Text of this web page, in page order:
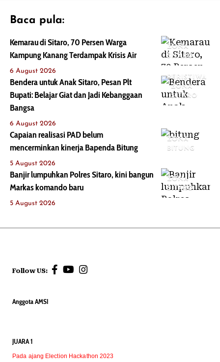
Baca pula:
ZONA
SITARO
Kemarau di Sitaro, 70 Persen Warga
Kampung Kanang Terdampak Krisis Air
6 August 2026
PERISTIWA
ZONA
SITARO
Bendera untuk Anak Sitaro, Pesan Plt
Bupati: Belajar Giat dan Jadi Kebanggaan
Bangsa
6 August 2026
ZONA
BITUNG
Capaian realisasi PAD belum
mencerminkan kinerja Bapenda Bitung
5 August 2026
ZONA
SITARO
Banjir lumpuhkan Polres Sitaro, kini bangun
Markas komando baru
5 August 2026
Follow US:
Anggota AMSI
JUARA 1
Pada ajang Election Hackathon 2023